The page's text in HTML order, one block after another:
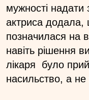
мужності надати
актриса додала,
позначилася на
навіть рішення
лікаря було
насильство, а не